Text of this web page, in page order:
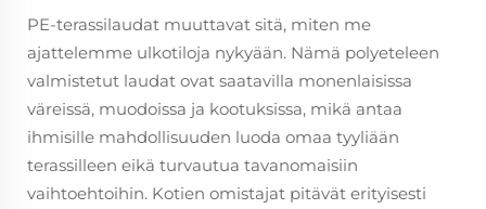
PE-terassilaudat muuttavat sitä, miten me
ajattelemme ulkotiloja nykyään. Nämä polyeteleen
valmistetut laudat ovat saatavilla monenlaisissa
väreissä, muodoissa ja kootuksissa, mikä antaa
ihmisille mahdollisuuden luoda omaa tyyliään
terassilleen eikä turvautua tavanomaisiin
vaihtoehtoihin. Kotien omistajat pitävät erityisesti